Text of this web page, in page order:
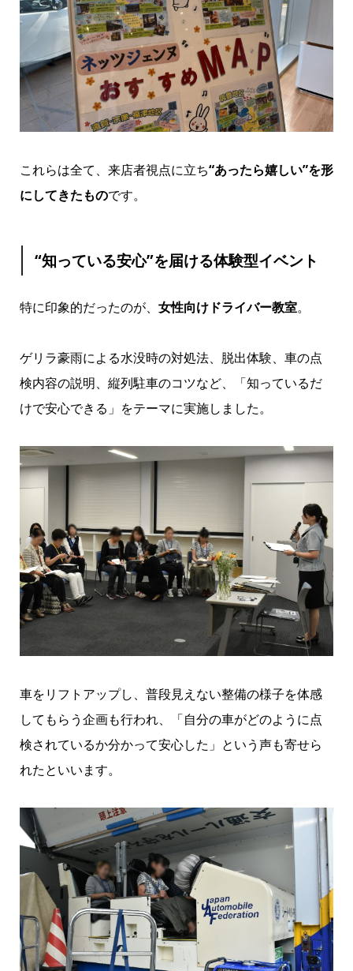
これらは全て、来店者視点に立ち“あったら嬉しい”を形
にしてきたものです。
“知っている安心”を届ける体験型イベント
特に印象的だったのが、 女性向けドライバー教室。
ゲリラ豪雨による水没時の対処法、脱出体験、車の点
検内容の説明、縦列駐車のコツなど、「知っているだ
けで安心できる」をテーマに実施しました。
車をリフトアップし、普段見えない整備の様子を体感
してもらう企画も行われ、「自分の車がどのように点
検されているか分かって安心した」という声も寄せら
れたといいます。